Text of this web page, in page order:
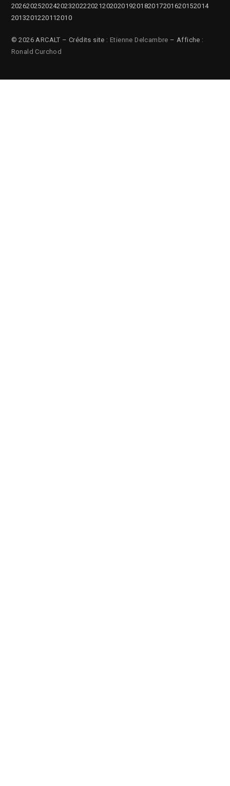
2026202520242023202220212020201920182017201620152014
2013201220112010
© 2026 ARCALT – Crédits site : Etienne Delcambre – Affiche :
Ronald Curchod